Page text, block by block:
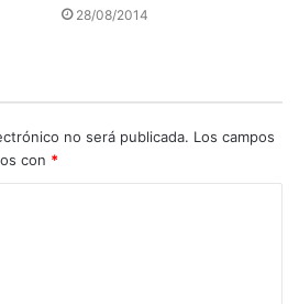
28/08/2014
no será publicada. Los campos
con *